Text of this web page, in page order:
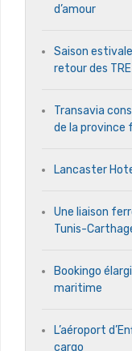
d’amour
Saison
retour des TRE
Transavia
de la province
Lancaster
Une liaison
Tunis-
Bookingo
maritime
L’aéroport
cargo